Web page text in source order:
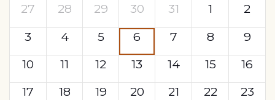
27 28 29 30 31 1
2
3
4 5 6 7 8
9
10
11 12 13 14 15
16
17
18 19 20 21 22
23